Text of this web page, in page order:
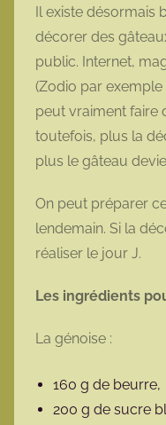
Il existe
décorer des
public. Internet,
(Zodio par exemple
peut vraiment faire
toutefois, plus la
plus le gâteau
On peut préparer
lendemain. Si la
réaliser le jour J.
Les ingrédients
La génoise :
160 g de beurre,
200 g de sucre